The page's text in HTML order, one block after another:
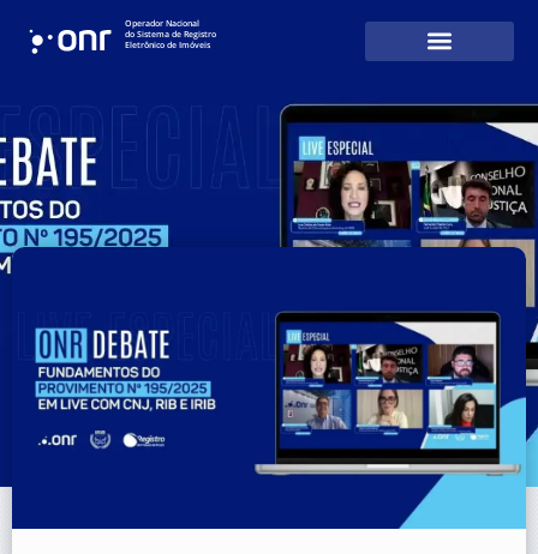
Operador Nacional
do Sistema de Registro
Eletrônico de Imóveis